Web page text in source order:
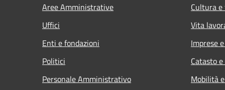
Aree Amministrative
Uffici
Enti e fondazioni
Politici
Personale Amministrativo
Cultura
Vita
Imprese
Catasto
Mobilità